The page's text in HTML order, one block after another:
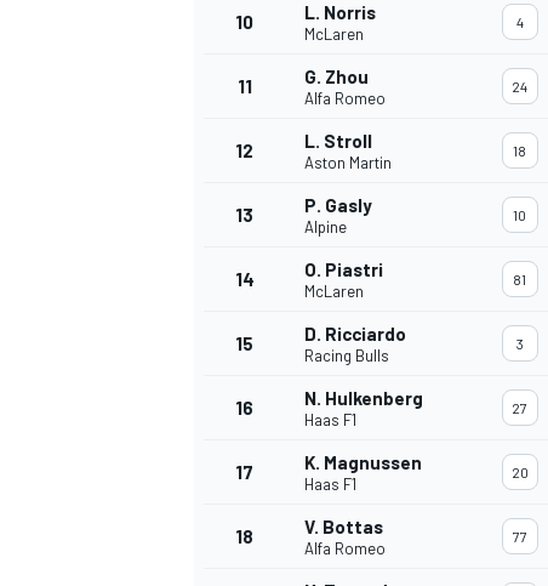
10 L. Norris
McLaren
4
11 G. Zhou
Alfa Romeo
24
12 L. Stroll
Aston Martin
18
13 P. Gasly
Alpine
10
14 O. Piastri
McLaren
81
15 D. Ricciardo
Racing Bulls
3
16 N. Hulkenberg
Haas F1
27
17 K. Magnussen
Haas F1
20
18 V. Bottas
Alfa Romeo
77